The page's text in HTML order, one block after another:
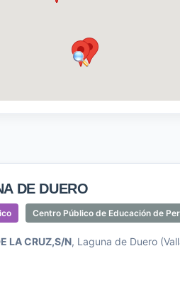
DE DUERO
Centro Público de Educación de
LA CRUZ,S/N, Laguna de Duero